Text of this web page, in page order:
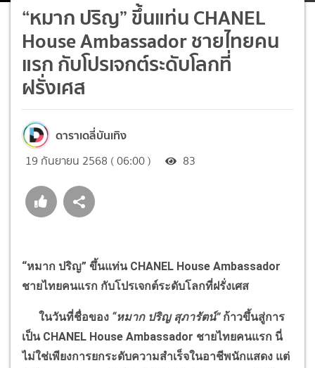
“หมาก ปริญ” ขึ้นแท่น CHANEL
House Ambassador ชายไทยคน
แรก กับโปรเจกต์ระดับโลกที่
ฝรั่งเศส
ดาราเดลี่บันเทิง
19 กันยายน 2568 ( 06:00 ) 83
“หมาก ปริญ” ขึ้นแท่น CHANEL House Ambassador
ชายไทยคนแรก กับโปรเจกต์ระดับโลกที่ฝรั่งเศส
ในวันที่ชื่อของ “หมาก ปริญ สุภารัตน์” ก้าวขึ้นสู่การ
เป็น CHANEL House Ambassador ชายไทยคนแรก นี่
ไม่ใช่เพียงการยกระดับความสำเร็จในอาชีพนักแสดง แต่